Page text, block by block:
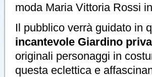
moda Maria Vittoria Rossi
Il pubblico verrà guidato in
incantevole Giardino
originali personaggi in
questa eclettica e